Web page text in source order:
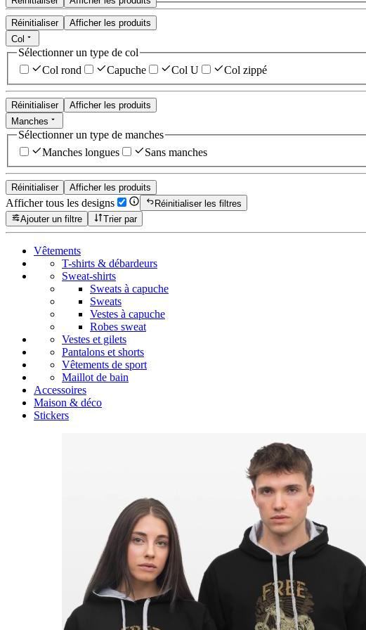
Réinitialiser
Afficher les produits
Col
Sélectionner un type de col
Col rond
Capuche Col U Col zippé
Réinitialiser
Afficher les produits
Manches
Sélectionner un type de manches
Manches longues
Sans manches
Réinitialiser Afficher les produits
Afficher tous les designs
Réinitialiser les filtres
Ajouter un filtre
Trier par
Vêtements
T-shirts & débardeurs
Sweat-shirts
Sweats à capuche
Sweats
Vestes à capuche
Robes sweat
Vestes et gilets
Pantalons et shorts
Vêtements de sport
Maillot de bain
Accessoires
Maison & déco
Stickers